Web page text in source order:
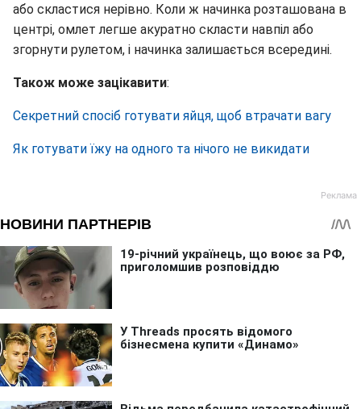
або скластися нерівно. Коли ж начинка розташована в
центрі, омлет легше акуратно скласти навпіл або
згорнути рулетом, і начинка залишається всередині.
Також може зацікавити:
Секретний спосіб готувати яйця, щоб втрачати вагу
Як готувати їжу на одного та нічого не викидати